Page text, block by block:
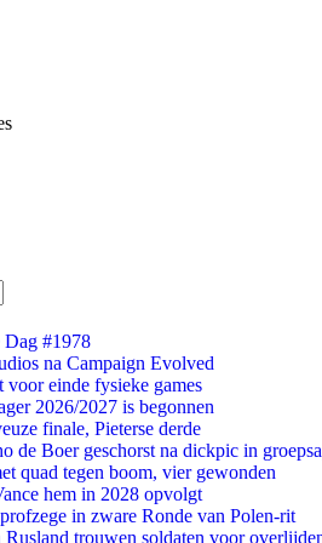
Dag #1978
na Campaign Evolved
voor einde fysieke games
2026/2027 is begonnen
finale, Pieterse derde
de Boer geschorst na dickpic in
quad tegen boom, vier gewonden
hem in 2028 opvolgt
in zware Ronde van Polen-rit
trouwen soldaten voor